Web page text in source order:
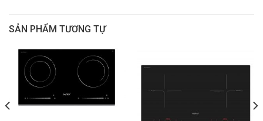
Độ ồn
Công suất động cơ
200W
Công suất gia nhiệt
Công suất đèn
3W
SẢN PHẨM TƯƠNG TỰ